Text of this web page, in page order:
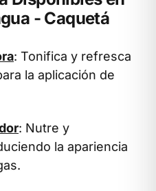
- Caquetá
: Tonifica y refresca
la aplicación de
: Nutre y
la apariencia